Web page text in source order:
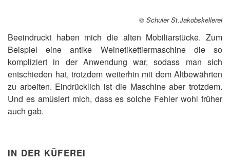
© Schuler St.Jakobskellerei
Beeindruckt haben mich die alten Mobiliarstücke. Zum
Beispiel eine antike Weinetikettiermaschine die so
kompliziert in der Anwendung war, sodass man sich
entschieden hat, trotzdem weiterhin mit dem Altbewährten
zu arbeiten. Eindrücklich ist die Maschine aber trotzdem.
Und es amüsiert mich, dass es solche Fehler wohl früher
auch gab.
IN DER KÜFEREI